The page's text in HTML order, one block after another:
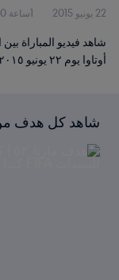
22 يونيو 2015 1ساعة 40دقيقة 11ثانية
شاهد فيديو المباراة
أوتاوا يوم ٢٢ يونيو ٢٠١٥ الساعة ١٧:٠٠.
شاهد كل هدف
FIFA كندا ٢٠١٥